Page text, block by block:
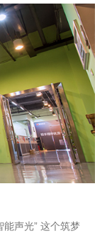
声光” 这个筑梦